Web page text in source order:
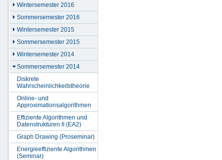
Wintersemester 2016
Sommersemester 2016
Wintersemester 2015
Sommersemester 2015
Wintersemester 2014
Sommersemester 2014
Diskrete
Wahrscheinlichkeitstheorie
Online- und
Approximationsalgorithmen
Effiziente Algorithmen und
Datenstrukturen II (EA2)
Graph Drawing (Proseminar)
Energieeffiziente Algorithmen
(Seminar)